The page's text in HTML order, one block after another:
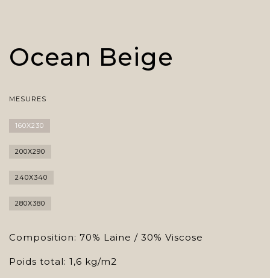
Ocean Beige
MESURES
160X230
200X290
240X340
280X380
Composition: 70% Laine / 30% Viscose
Poids total: 1,6 kg/m2